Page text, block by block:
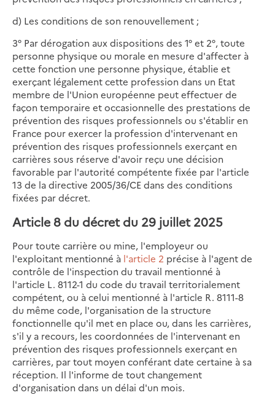
d) Les conditions de son renouvellement ;
3° Par dérogation aux dispositions des 1° et 2°, toute
personne physique ou morale en mesure d'affecter à
cette fonction une personne physique, établie et
exerçant légalement cette profession dans un Etat
membre de l'Union européenne peut effectuer de
façon temporaire et occasionnelle des prestations de
prévention des risques professionnels ou s'établir en
France pour exercer la profession d'intervenant en
prévention des risques professionnels exerçant en
carrières sous réserve d'avoir reçu une décision
favorable par l'autorité compétente fixée par l'article
13 de la directive 2005/36/CE dans des conditions
fixées par décret.
Article 8 du décret du 29 juillet 2025
Pour toute carrière ou mine, l'employeur ou
l'exploitant mentionné à l'article 2 précise à l'agent de
contrôle de l'inspection du travail mentionné à
l'article L. 8112-1 du code du travail territorialement
compétent, ou à celui mentionné à l'article R. 8111-8
du même code, l'organisation de la structure
fonctionnelle qu'il met en place ou, dans les carrières,
s'il y a recours, les coordonnées de l'intervenant en
prévention des risques professionnels exerçant en
carrières, par tout moyen conférant date certaine à sa
réception. Il l'informe de tout changement
d'organisation dans un délai d'un mois.